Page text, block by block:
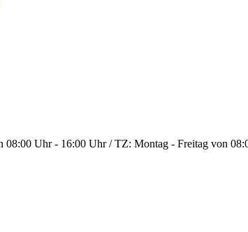
08:00 Uhr - 16:00 Uhr / TZ: Montag - Freitag von